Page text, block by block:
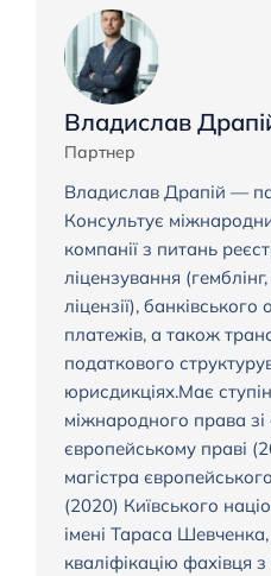
Владислав
Партнер
Владислав Драпій —
Консультує
компанії з питань
ліцензування
ліцензії),
платежів, а також
податкового
юрисдикціях.Має
міжнародного права зі
європейському праві
магістра
(2020) Київського
імені Тараса
кваліфікацію фахівця